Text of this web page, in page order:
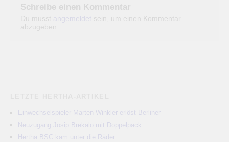
Schreibe einen Kommentar
Du musst angemeldet sein, um einen Kommentar
abzugeben.
Einwechselspieler Marten Winkler erlöst Berliner
Neuzugang Josip Brekalo mit Doppelpack
Hertha BSC kam unter die Räder